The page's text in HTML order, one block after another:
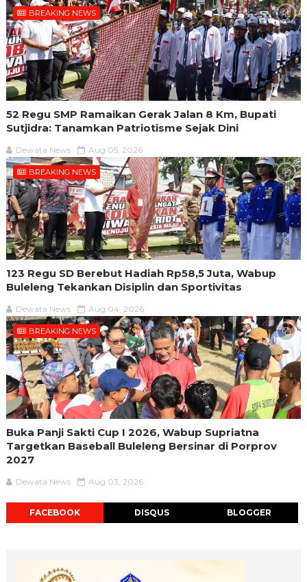
BREAKING NEWS
52 Regu SMP Ramaikan Gerak Jalan 8 Km, Bupati
Sutjidra: Tanamkan Patriotisme Sejak Dini
Dewata News Aug 05, 2026
BREAKING NEWS
123 Regu SD Berebut Hadiah Rp58,5 Juta, Wabup
Buleleng Tekankan Disiplin dan Sportivitas
Dewata News Aug 04, 2026
BREAKING NEWS
Buka Panji Sakti Cup I 2026, Wabup Supriatna
Targetkan Baseball Buleleng Bersinar di Porprov
2027
Dewata News Aug 03, 2026
FACEBOOK DISQUS BLOGGER